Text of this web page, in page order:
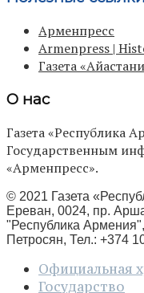
Арменпресс
Armenpress |
Газета
О нас
Газета «Республика
Государственным
«Арменпресс».
© 2021 Газета
Ереван, 0024, пр.
"Республика
Петросян, Тел.: +374
Официальная
Государство